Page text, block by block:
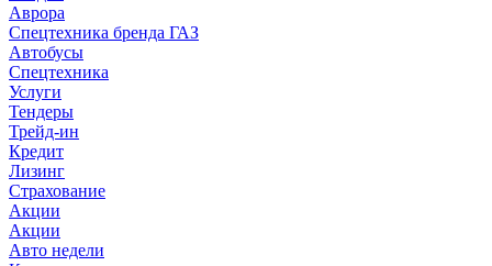
Аврора
Спецтехника бренда ГАЗ
Автобусы
Спецтехника
Услуги
Тендеры
Трейд-ин
Кредит
Лизинг
Страхование
Акции
Акции
Авто недели